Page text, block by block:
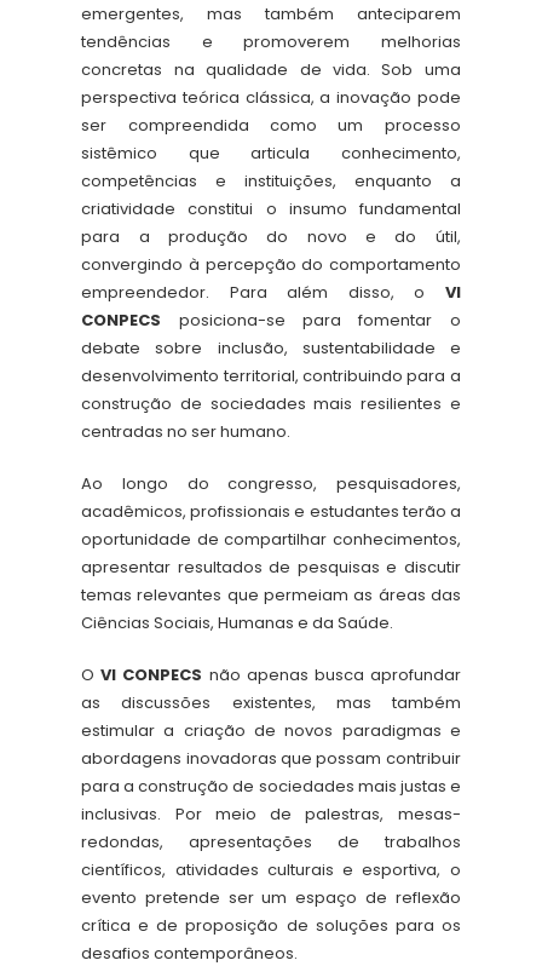
emergentes, mas também anteciparem
tendências e promoverem melhorias
concretas na qualidade de vida. Sob uma
perspectiva teórica clássica, a inovação pode
ser compreendida como um processo
sistêmico que articula conhecimento,
competências e instituições, enquanto a
criatividade constitui o insumo fundamental
para a produção do novo e do útil,
convergindo à percepção do comportamento
empreendedor. Para além disso, o VI
CONPECS posiciona-se para fomentar o
debate sobre inclusão, sustentabilidade e
desenvolvimento territorial, contribuindo para a
construção de sociedades mais resilientes e
centradas no ser humano.
Ao longo do congresso, pesquisadores,
acadêmicos, profissionais e estudantes terão a
oportunidade de compartilhar conhecimentos,
apresentar resultados de pesquisas e discutir
temas relevantes que permeiam as áreas das
Ciências Sociais, Humanas e da Saúde.
OVI CONPECS não apenas busca aprofundar
as discussões existentes, mas também
estimular a criação de novos paradigmas e
abordagens inovadoras que possam contribuir
para a construção de sociedades mais justas e
inclusivas. Por meio de palestras, mesas-
redondas, apresentações de trabalhos
científicos, atividades culturais e esportiva, o
evento pretende ser um espaço de reflexão
crítica e de proposição de soluções para os
desafios contemporâneos.